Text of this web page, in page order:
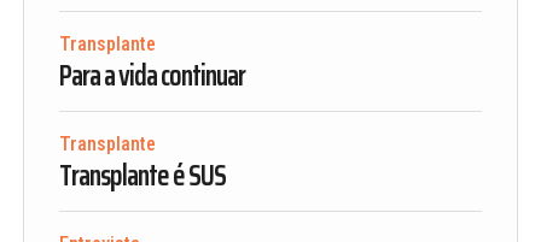
Transplante
Para a vida continuar
Transplante
Transplante é SUS